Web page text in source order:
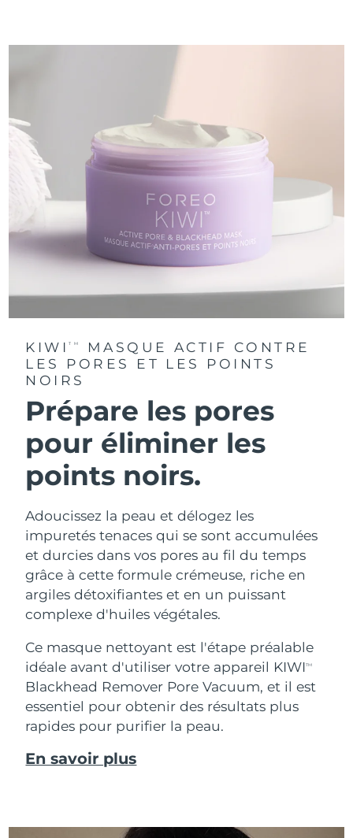
KIWITM
MASQUE ACTIF CONTRE
LES PORES ET LES POINTS
NOIRS
Prépare les pores
pour éliminer les
points noirs.
Adoucissez la peau et délogez les
impuretés tenaces qui se sont accumulées
et durcies dans vos pores au fil du temps
grâce à cette formule crémeuse, riche en
argiles détoxifiantes et en un puissant
complexe d'huiles végétales.
Ce masque nettoyant est l'étape préalable
idéale avant d'utiliser votre appareil KIWITM
Blackhead Remover Pore Vacuum, et il est
essentiel pour obtenir des résultats plus
rapides pour purifier la peau.
En savoir plus